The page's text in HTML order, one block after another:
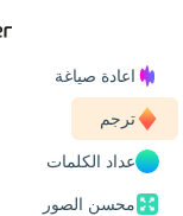
اعادة صياغة
ترجم
عداد الكلمات
محسن الصور